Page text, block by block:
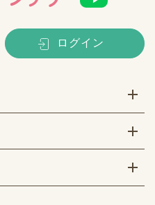
ログイン